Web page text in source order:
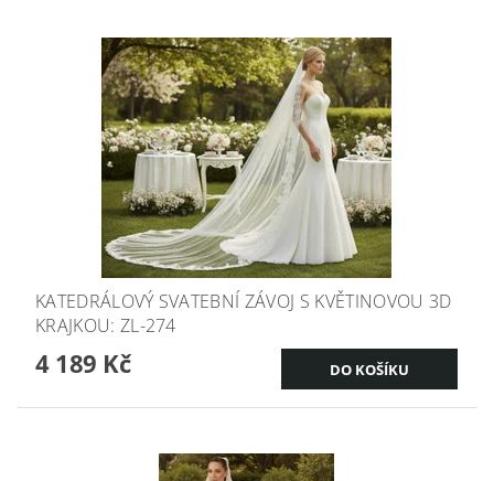
KATEDRÁLOVÝ SVATEBNÍ ZÁVOJ S KVĚTINOVOU 3D
KRAJKOU: ZL-274
4 189 Kč